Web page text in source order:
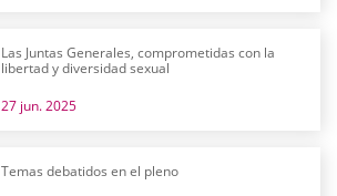
Las Juntas Generales, comprometidas con la
libertad y diversidad sexual
27 jun. 2025
Temas debatidos en el pleno